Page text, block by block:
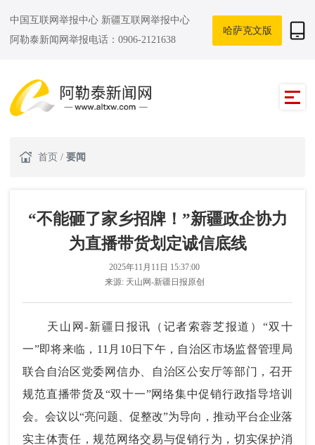
中国互联网举报中心 新疆互联网举报中心
阿勒泰新闻网举报电话：0906-2121638
哈萨克文版
首页 / 要闻
“不能砸了家乡招牌！”新疆政企协力
为直播带货划定诚信底线
2025年11月11日 15:37:00
来源: 天山网-新疆日报原创
天山网-新疆日报讯（记者索蓉芝报道）“双十
一”即将来临，11月10日下午，自治区市场监督管理局
联合自治区党委网信办、自治区公安厅等部门，召开
规范直播带货及“双十一”网络集中促销行政指导培训
会。会议以“亮问题、促整改”为导向，推动平台企业落
实主体责任，规范网络交易与促销行为，切实保护消